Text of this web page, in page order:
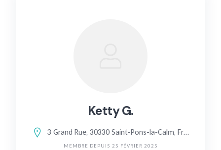
Ketty G.
3 Grand Rue, 30330 Saint-Pons-la-Calm, France
MEMBRE DEPUIS 25 FÉVRIER 2025